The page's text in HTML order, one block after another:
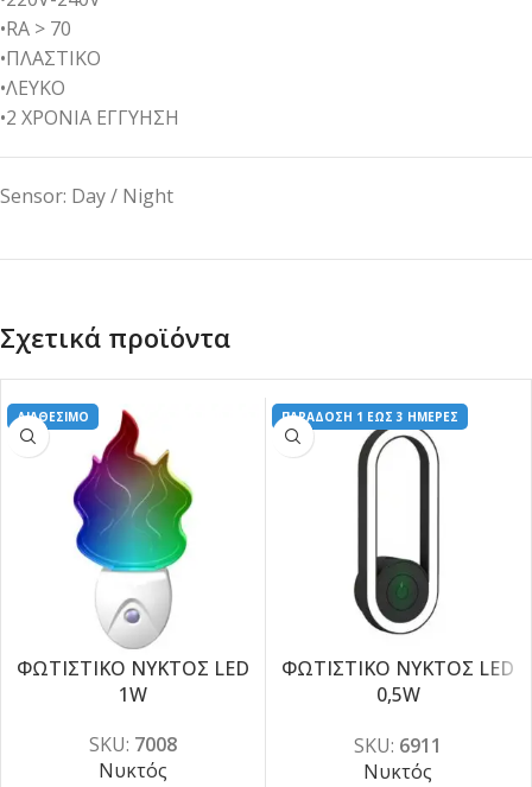
•RA > 70
•ΠΛΑΣΤΙΚΟ
•ΛΕΥΚΟ
•2 ΧΡΟΝΙΑ ΕΓΓΥΗΣΗ
Sensor: Day / Night
Σχετικά προϊόντα
ΔΙΑΘΕΣΙΜΟ
ΦΩΤΙΣΤΙΚΟ ΝΥΚΤΟΣ LED
1W
SKU: 7008
Νυκτός
ΠΑΡΑΔΟΣΗ 1 ΕΩΣ 3 ΗΜΕΡΕΣ
ΦΩΤΙΣΤΙΚΟ ΝΥΚΤΟΣ LED
0,5W
SKU: 6911
Νυκτός